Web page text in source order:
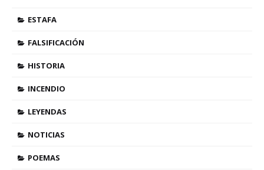
ESTAFA
FALSIFICACIÓN
HISTORIA
INCENDIO
LEYENDAS
NOTICIAS
POEMAS